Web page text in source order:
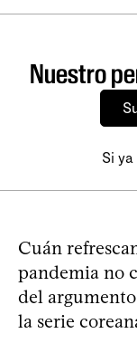
Nuestro
Si
Cuán
pandemia no
del
la serie